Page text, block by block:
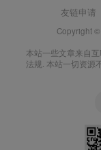
友链申请
Copyright ©
本站一些文章来自
法规. 本站一切资源